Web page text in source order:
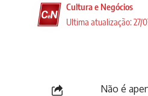
Ultima atualização: 27/
Cultura e Negócios
Não é